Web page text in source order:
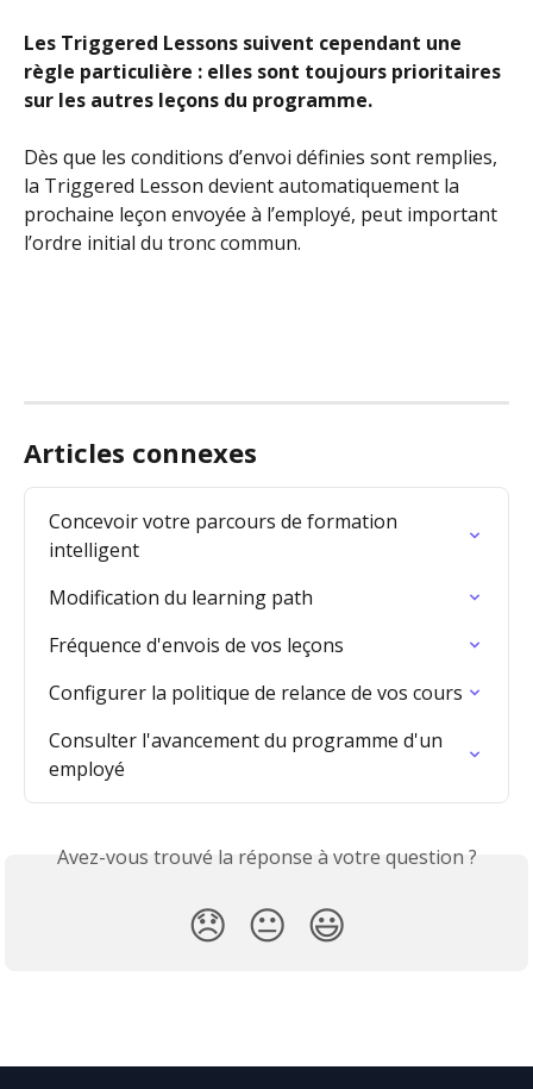
Les Triggered Lessons suivent cependant une
règle particulière : elles sont toujours prioritaires
sur les autres leçons du programme.
Dès que les conditions d’envoi définies sont remplies,
la Triggered Lesson devient automatiquement la
prochaine leçon envoyée à l’employé, peut important
l’ordre initial du tronc commun.
Articles connexes
Concevoir votre parcours de formation
intelligent
Modification du learning path
Fréquence d'envois de vos leçons
Configurer la politique de relance de vos cours
Consulter l'avancement du programme d'un
employé
Avez-vous trouvé la réponse à votre question ?
😞 😐 😃